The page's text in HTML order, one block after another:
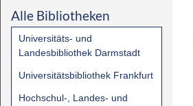
Alle Bibliotheken
Universitäts- und
Landesbibliothek Darmstadt
Universitätsbibliothek Frankfurt
Hochschul-, Landes- und